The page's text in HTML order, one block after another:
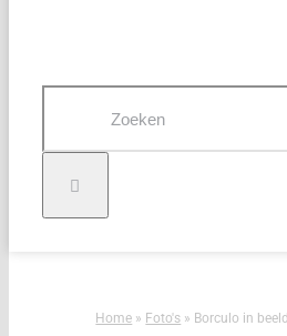
Home » Foto's » Borculo in